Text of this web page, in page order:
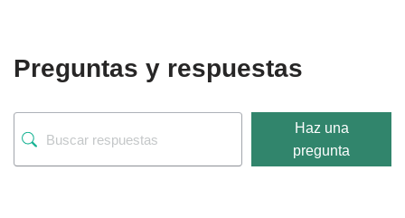
Preguntas y respuestas
Haz una
pregunta